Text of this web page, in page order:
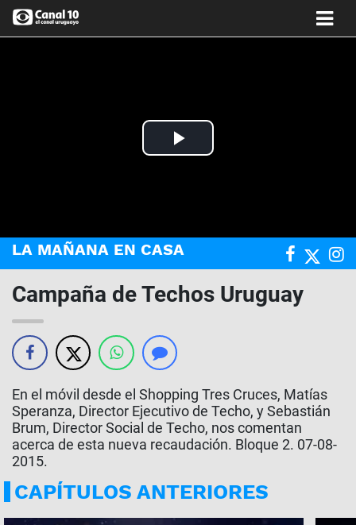
Play
LA MAÑANA EN CASA
Campaña de Techos Uruguay
En el móvil desde el Shopping Tres Cruces, Matías
Speranza, Director Ejecutivo de Techo, y Sebastián
Brum, Director Social de Techo, nos comentan
acerca de esta nueva recaudación. Bloque 2. 07-08-
2015.
CAPÍTULOS ANTERIORES